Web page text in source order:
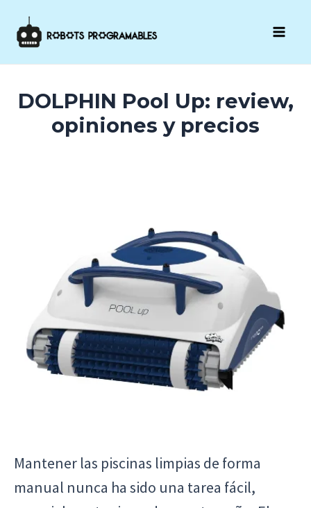
contenido
DOLPHIN Pool Up: review,
opiniones y precios
Mantener las piscinas limpias de forma
manual nunca ha sido una tarea fácil,